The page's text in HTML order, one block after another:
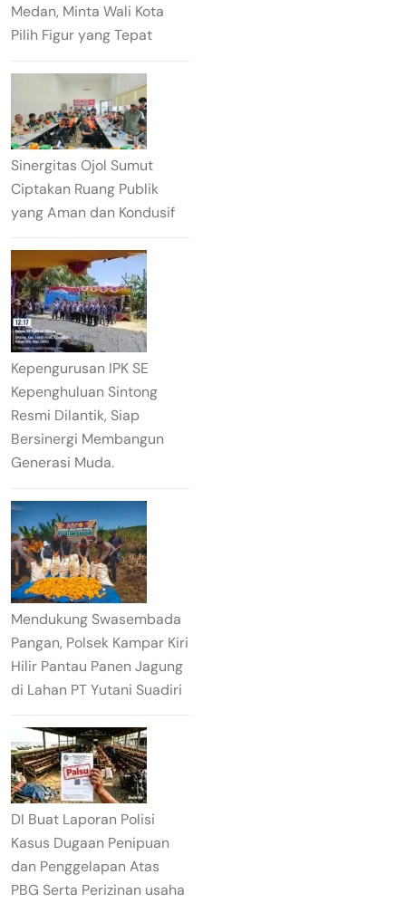
Medan, Minta Wali Kota
Pilih Figur yang Tepat
Sinergitas Ojol Sumut
Ciptakan Ruang Publik
yang Aman dan Kondusif
Kepengurusan IPK SE
Kepenghuluan Sintong
Resmi Dilantik, Siap
Bersinergi Membangun
Generasi Muda.
Mendukung Swasembada
Pangan, Polsek Kampar Kiri
Hilir Pantau Panen Jagung
di Lahan PT Yutani Suadiri
DI Buat Laporan Polisi
Kasus Dugaan Penipuan
dan Penggelapan Atas
PBG Serta Perizinan usaha